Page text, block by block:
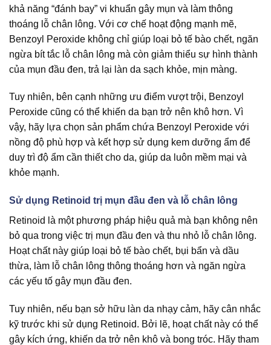
khả năng “đánh bay” vi khuẩn gây mụn và làm thông
thoáng lỗ chân lông. Với cơ chế hoạt động mạnh mẽ,
Benzoyl Peroxide không chỉ giúp loại bỏ tế bào chết, ngăn
ngừa bít tắc lỗ chân lông mà còn giảm thiểu sự hình thành
của mụn đầu đen, trả lại làn da sạch khỏe, mịn màng.
Tuy nhiên, bên cạnh những ưu điểm vượt trội, Benzoyl
Peroxide cũng có thể khiến da bạn trở nên khô hơn. Vì
vậy, hãy lựa chọn sản phẩm chứa Benzoyl Peroxide với
nồng độ phù hợp và kết hợp sử dụng kem dưỡng ẩm để
duy trì độ ẩm cần thiết cho da, giúp da luôn mềm mại và
khỏe mạnh.
Sử dụng Retinoid trị mụn đầu đen và lỗ chân lông
Retinoid là một phương pháp hiệu quả mà bạn không nên
bỏ qua trong việc trị mụn đầu đen và thu nhỏ lỗ chân lông.
Hoạt chất này giúp loại bỏ tế bào chết, bụi bẩn và dầu
thừa, làm lỗ chân lông thông thoáng hơn và ngăn ngừa
các yếu tố gây mụn đầu đen.
Tuy nhiên, nếu bạn sở hữu làn da nhạy cảm, hãy cân nhắc
kỹ trước khi sử dụng Retinoid. Bởi lẽ, hoạt chất này có thể
gây kích ứng, khiến da trở nên khô và bong tróc. Hãy tham